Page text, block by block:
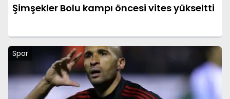
Şimşekler Bolu kampı öncesi vites yükseltti
Spor